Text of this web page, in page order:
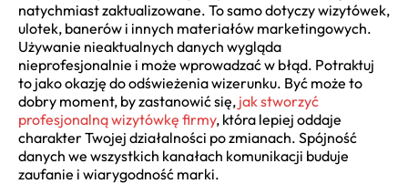
natychmiast zaktualizowane. To samo dotyczy wizytówek,
ulotek, banerów i innych materiałów marketingowych.
Używanie nieaktualnych danych wygląda
nieprofesjonalnie i może wprowadzać w błąd. Potraktuj
to jako okazję do odświeżenia wizerunku. Być może to
dobry moment, by zastanowić się, jak stworzyć
profesjonalną wizytówkę firmy, która lepiej oddaje
charakter Twojej działalności po zmianach. Spójność
danych we wszystkich kanałach komunikacji buduje
zaufanie i wiarygodność marki.